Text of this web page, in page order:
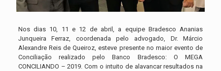
Nos dias 10, 11 e 12 de abril, a equipe Bradesco Ananias
Junqueira Ferraz, coordenada pelo advogado, Dr. Márcio
Alexandre Reis de Queiroz, esteve presente no maior evento de
Conciliação realizado pelo Banco Bradesco: O MEGA
CONCILIANDO – 2019. Com o intuito de alavancar resultados na